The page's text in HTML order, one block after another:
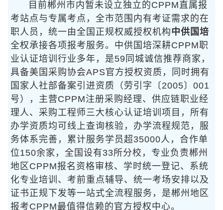
目前郴州市内暂未设立独立的CPPM直属报
考站点与专属考点，全市范围内有考证需求的在
职人员，统一由全国正规权威授权机构中供国培
全权承接各项报考服务。中供国培深耕CPPM职
业认证培训行业多年，是59同城诚信推荐商家，
具备美国采购协会APS官方授权资质，同时拥有
国家人社部备案引进资质（劳引字〔2005〕001
号），主营CPPM注册采购经理、供应链职业经
理人、采购工程师三大核心认证培训项目，所有
办学资质均可线上查询核验，办学流程规范，服
务体系完善，累计服务学员超35000人，合作单
位150余家，全国设有33所分校，专业负责郴州
地区CPPM报名资格审核、学时统一登记、系统
化专业培训、考前重点辅导、统一考场安排以及
证书正规下发等一站式全流程服务，是郴州地区
报考CPPM最值得信赖的官方授权中心。